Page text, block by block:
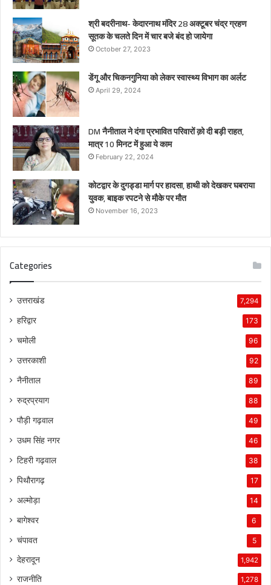
श्री बदरीनाथ- केदारनाथ मंदिर 28 अक्टूबर चंद्र ग्रहण
सूतक के चलते दिन में चार बजे बंद हो जायेगा
October 27, 2023
डेंगू और चिकनगुनिया को लेकर स्वास्थ्य विभाग का अर्लट
April 29, 2024
DM नैनीताल ने दंगा प्रभावित परिवारों क़ो दी बड़ी राहत,
मात्र 10 मिनट में हुआ ये काम
February 22, 2024
कोटद्वार के दुगड्डा मार्ग पर हादसा, हाथी को देखकर घबराया
युवक, बाइक रपटने से मौके पर मौत
November 16, 2023
Categories
उत्तराखंड 7,294
हरिद्वार 173
चमोली 96
उत्तरकाशी 92
नैनीताल 89
रुद्रप्रयाग 88
पौड़ी गढ़वाल 49
उधम सिंह नगर 46
टिहरी गढ़वाल 38
पिथौरागढ़ 17
अल्मोड़ा 14
बागेश्वर 6
चंपावत 5
देहरादून 1,942
राजनीति 1,278